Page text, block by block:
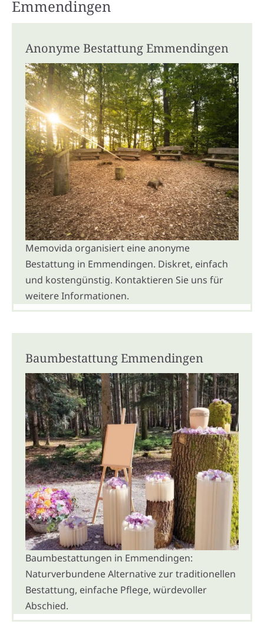
Emmendingen
Anonyme Bestattung Emmendingen
Memovida organisiert eine anonyme
Bestattung in Emmendingen. Diskret, einfach
und kostengünstig. Kontaktieren Sie uns für
weitere Informationen.
Baumbestattung Emmendingen
Baumbestattungen in Emmendingen:
Naturverbundene Alternative zur traditionellen
Bestattung, einfache Pflege, würdevoller
Abschied.